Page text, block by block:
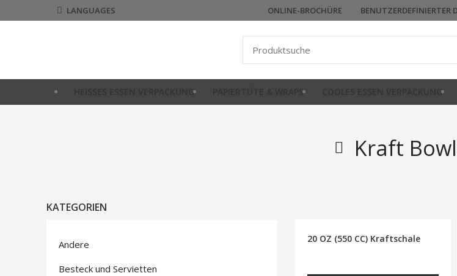
LANGUAGES ONLINE-BROCHÜRE BENUTZERDEFINIERTER
PAPIERTÜTE & WRAPS COOLES ESSEN VERPACKUNG
Kraft
KATEGORIEN
Andere
Besteck und Servietten
20 OZ (550 CC) Kraftschale